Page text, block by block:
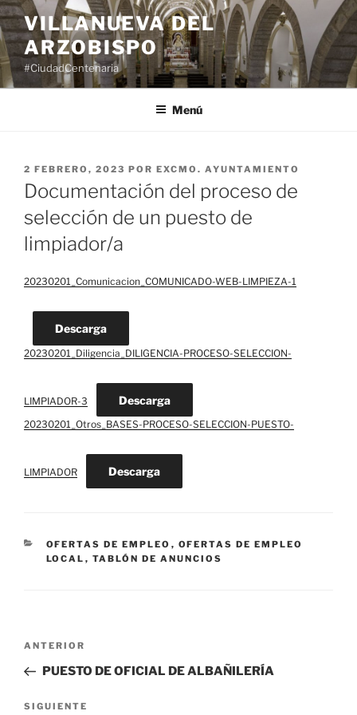
Saltar
al
contenido
VILLANUEVA DEL
ARZOBISPO
#CiudadCentenaria
Menú
PUBLICADO
EL
2 FEBRERO, 2023 POR EXCMO. AYUNTAMIENTO
Documentación del proceso de
selección de un puesto de
limpiador/a
20230201_Comunicacion_COMUNICADO-WEB-LIMPIEZA-1
Descarga
20230201_Diligencia_DILIGENCIA-PROCESO-SELECCION-
LIMPIADOR-3 Descarga
20230201_Otros_BASES-PROCESO-SELECCION-PUESTO-
LIMPIADOR Descarga
CATEGORÍAS
OFERTAS DE EMPLEO , OFERTAS DE EMPLEO
LOCAL , TABLÓN DE ANUNCIOS
Navegación
entradas
Entrada
anterior:
ANTERIOR
PUESTO DE OFICIAL DE ALBAÑILERÍA
Siguiente
SIGUIENTE